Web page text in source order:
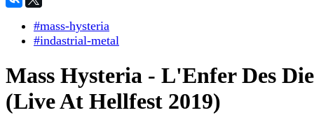
#mass-hysteria
#indastrial-metal
Mass Hysteria - L'Enfer Des
(Live At Hellfest 2019)